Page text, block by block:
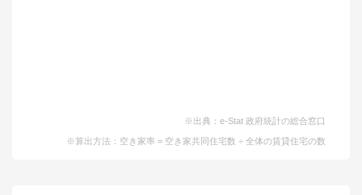
※出典：e-Stat 政府統計の総合窓口
※算出方法：空き家率 = 空き家共同住宅数 ÷ 全体の賃貸住宅の数